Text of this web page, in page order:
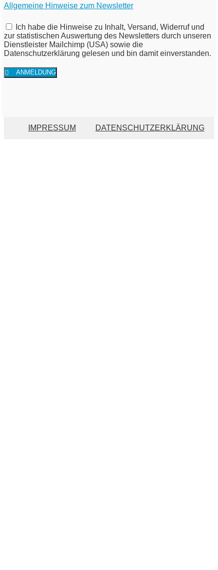
Allgemeine Hinweise zum Newsletter
Ich habe die Hinweise zu Inhalt, Versand, Widerruf und
zur statistischen Auswertung des Newsletters durch unseren
Dienstleister Mailchimp (USA) sowie die
Datenschutzerklärung gelesen und bin damit einverstanden.
ANMELDUNG
IMPRESSUM DATENSCHUTZERKLÄRUNG